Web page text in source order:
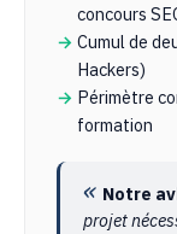
concours
Cumul de
Hackers)
Périmètre
formation
Notre
projet